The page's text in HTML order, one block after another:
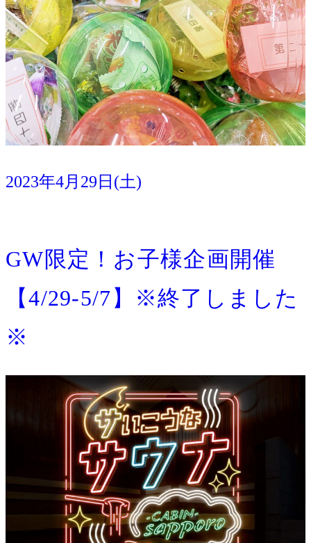
2023年4月29日(土)
GW限定！お子様企画開催
【4/29-5/7】※終了しました
※